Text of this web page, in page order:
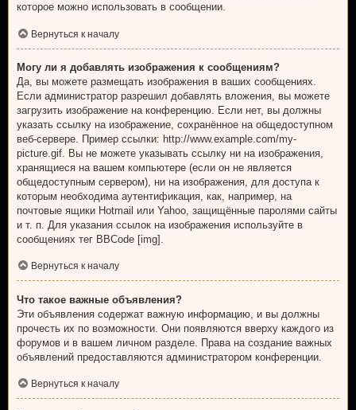
которое можно использовать в сообщении.
Вернуться к началу
Могу ли я добавлять изображения к сообщениям?
Да, вы можете размещать изображения в ваших сообщениях.
Если администратор разрешил добавлять вложения, вы можете
загрузить изображение на конференцию. Если нет, вы должны
указать ссылку на изображение, сохранённое на общедоступном
веб-сервере. Пример ссылки: http://www.example.com/my-
picture.gif. Вы не можете указывать ссылку ни на изображения,
хранящиеся на вашем компьютере (если он не является
общедоступным сервером), ни на изображения, для доступа к
которым необходима аутентификация, как, например, на
почтовые ящики Hotmail или Yahoo, защищённые паролями сайты
и т. п. Для указания ссылок на изображения используйте в
сообщениях тег BBCode [img].
Вернуться к началу
Что такое важные объявления?
Эти объявления содержат важную информацию, и вы должны
прочесть их по возможности. Они появляются вверху каждого из
форумов и в вашем личном разделе. Права на создание важных
объявлений предоставляются администратором конференции.
Вернуться к началу